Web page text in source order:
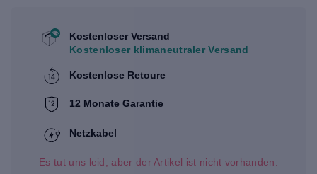
Kostenloser Versand
Kostenloser klimaneutraler Versand
Kostenlose Retoure
12 Monate Garantie
Netzkabel
Es tut uns leid, aber der Artikel ist nicht vorhanden.